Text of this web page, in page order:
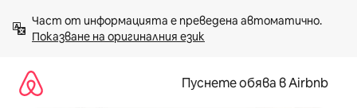
към
съдържанието
Показване на оригиналния език
Пуснете обява в Airbnb